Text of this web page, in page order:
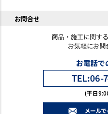
お問合せ
商品・施工に関す
お気軽にお問
お電話で
(平日